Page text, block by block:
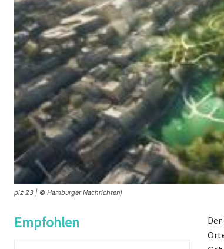
plz 23 | © Hamburger Nachrichten)
Empfohlen